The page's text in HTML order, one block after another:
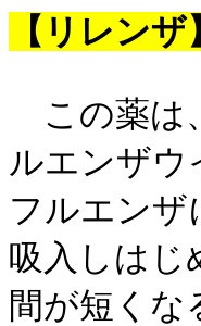
【リレンザ】
この薬は
ルエンザウ
フルエンザ
吸入しはじ
間が短くな